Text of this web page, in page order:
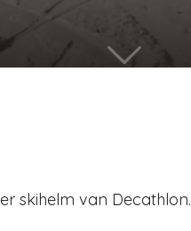
skihelm van Decathlon.